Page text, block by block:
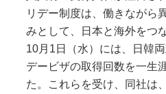
リデー制度は、働きながら
みとして、日本と海外をつ
10月1日（水）には、日韓
デービザの取得回数を一生
た。これらを受け、同社は